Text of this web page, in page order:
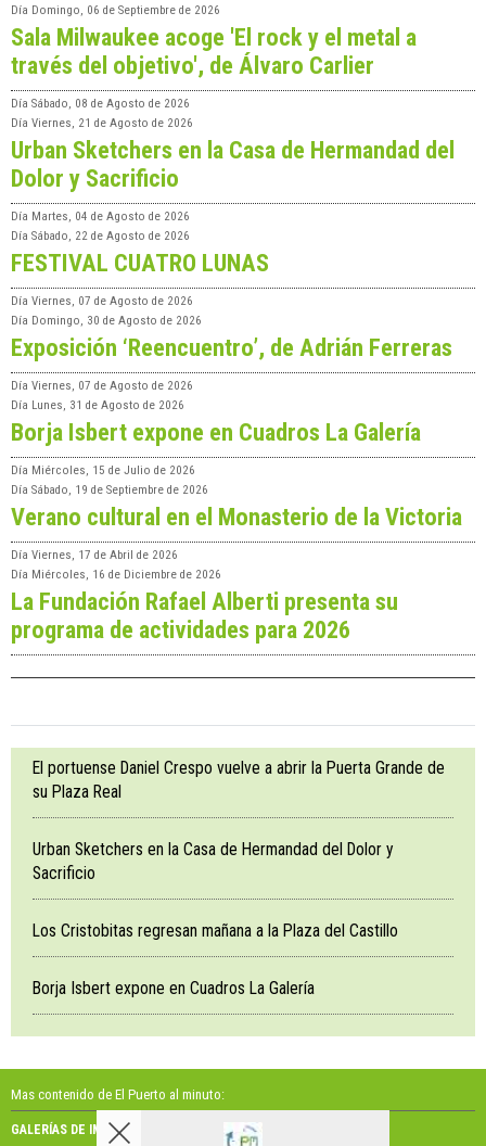
Día Domingo, 06 de Septiembre de 2026
Sala Milwaukee acoge 'El rock y el metal a
través del objetivo', de Álvaro Carlier
Día Sábado, 08 de Agosto de 2026
Día Viernes, 21 de Agosto de 2026
Urban Sketchers en la Casa de Hermandad del
Dolor y Sacrificio
Día Martes, 04 de Agosto de 2026
Día Sábado, 22 de Agosto de 2026
FESTIVAL CUATRO LUNAS
Día Viernes, 07 de Agosto de 2026
Día Domingo, 30 de Agosto de 2026
Exposición ‘Reencuentro’, de Adrián Ferreras
Día Viernes, 07 de Agosto de 2026
Día Lunes, 31 de Agosto de 2026
Borja Isbert expone en Cuadros La Galería
Día Miércoles, 15 de Julio de 2026
Día Sábado, 19 de Septiembre de 2026
Verano cultural en el Monasterio de la Victoria
Día Viernes, 17 de Abril de 2026
Día Miércoles, 16 de Diciembre de 2026
La Fundación Rafael Alberti presenta su
programa de actividades para 2026
El portuense Daniel Crespo vuelve a abrir la Puerta Grande de
su Plaza Real
Urban Sketchers en la Casa de Hermandad del Dolor y
Sacrificio
Los Cristobitas regresan mañana a la Plaza del Castillo
Borja Isbert expone en Cuadros La Galería
Mas contenido de El Puerto al minuto:
GALERÍAS DE IMÁGENES GALERÍAS DE VÍDEOS